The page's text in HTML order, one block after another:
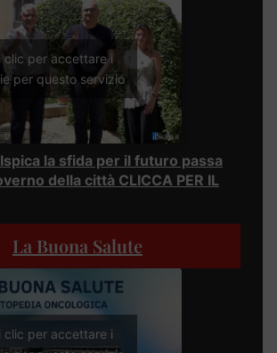
clic per accettare i
per questo servizio
la sfida per il futuro passa
della città CLICCA PER IL
La Buona Salute
clic per accettare i